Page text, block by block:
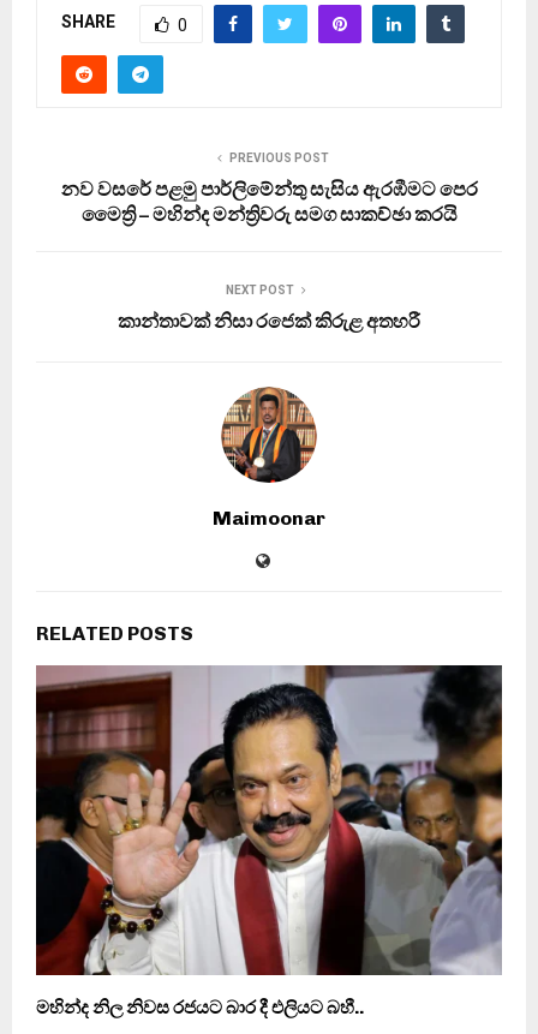
SHARE 0
PREVIOUS POST
නව වසරේ පළමු පාර්ලිමේන්තු සැසිය ඇරඹීමට පෙර
මෛත්‍රි – මහින්ද මන්ත්‍රිවරු සමග සාකච්ඡා කරයි
NEXT POST
කාන්තාවක් නිසා රජෙක් කිරුළ අතහරී
Maimoonar
RELATED POSTS
මහින්ද නිල නිවස රජයට බාර දී එලියට බහී..